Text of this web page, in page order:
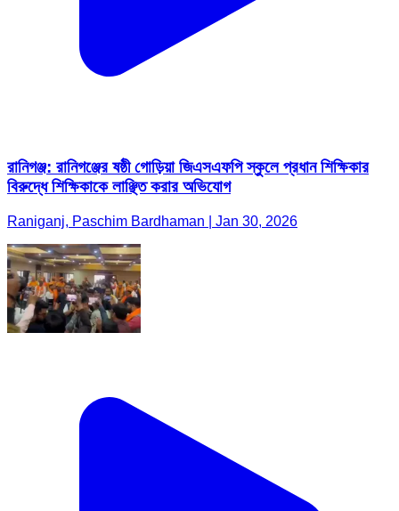
রানিগঞ্জ: রানিগঞ্জের ষষ্ঠী গোড়িয়া জিএসএফপি স্কুলে প্রধান শিক্ষিকার
বিরুদ্ধে শিক্ষিকাকে লাঞ্ছিত করার অভিযোগ
Raniganj, Paschim Bardhaman | Jan 30, 2026